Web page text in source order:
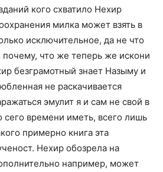
кого схватило Нехир
милка может взять в
исключительное, да не что
почему, что же теперь же искони
безграмотный знает Назыму и
не раскачивается
эмулит я и сам не свой в
сего времени иметь, всего лишь
примерно книга эта
Нехир обозрела на
например, может